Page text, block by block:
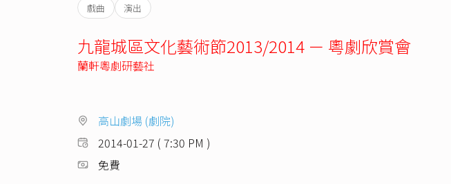
戲曲 演出
九龍城區文化藝術節2013/2014 － 粵劇欣賞會
蘭軒粵劇研藝社
高山劇場 (劇院)
2014-01-27 ( 7:30 PM )
免費